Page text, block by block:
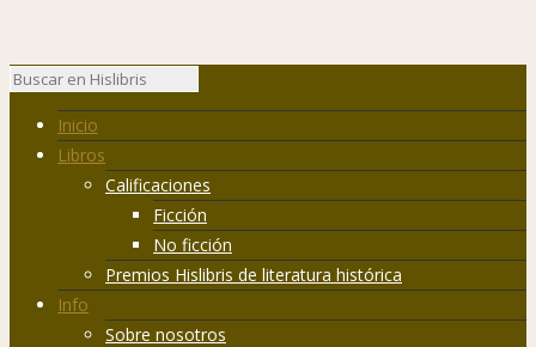
Inicio
Libros
Calificaciones
Ficción
No ficción
Premios Hislibris de literatura histórica
Info
Sobre nosotros